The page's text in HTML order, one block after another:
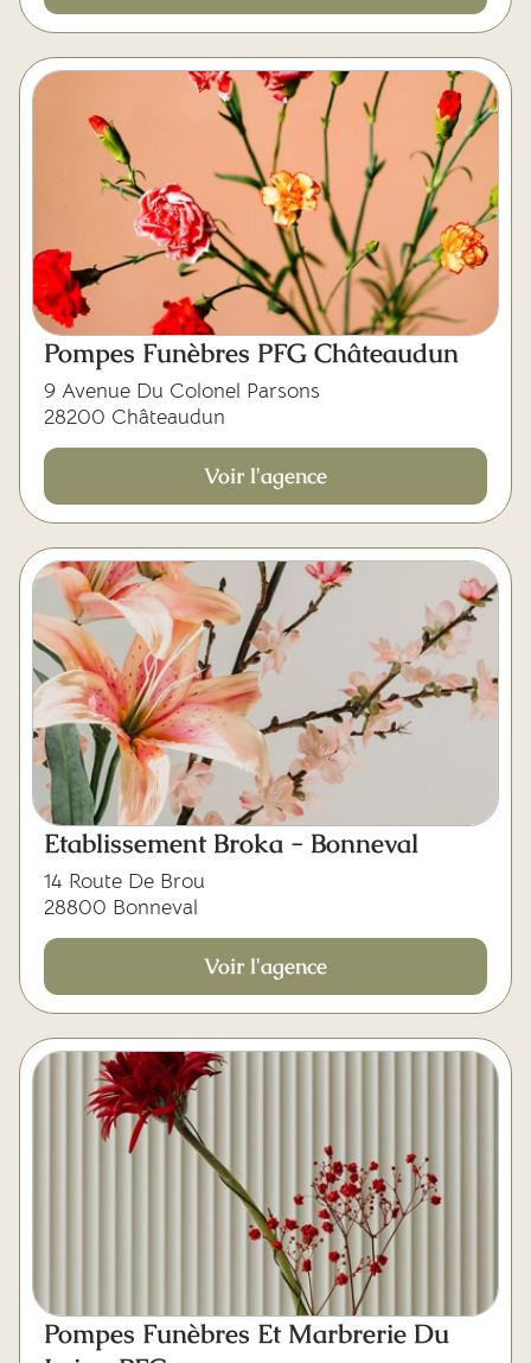
Pompes Funèbres PFG Châteaudun
9 Avenue Du Colonel Parsons
28200 Châteaudun
Voir l'agence
Etablissement Broka - Bonneval
14 Route De Brou
28800 Bonneval
Voir l'agence
Pompes Funèbres Et Marbrerie Du